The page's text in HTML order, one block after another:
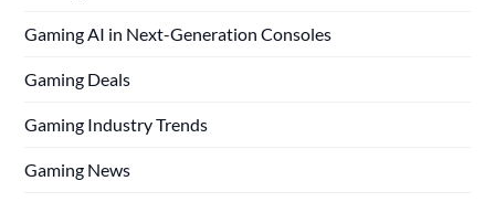
Gaming AI in Next-Generation Consoles
Gaming Deals
Gaming Industry Trends
Gaming News